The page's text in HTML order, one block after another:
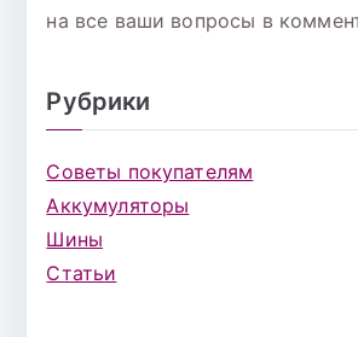
на все ваши вопросы в
Рубрики
Советы покупателям
Аккумуляторы
Шины
Статьи